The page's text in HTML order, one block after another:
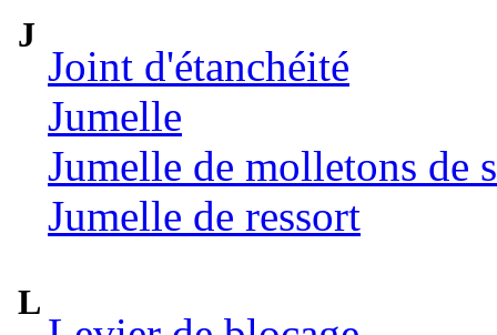
J
Joint d'étanchéité
Jumelle
Jumelle de molletons de
Jumelle de ressort
L